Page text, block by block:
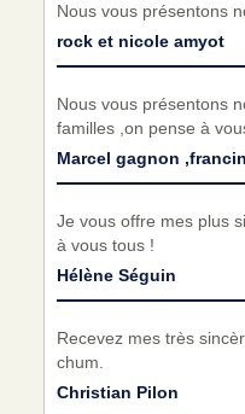
Nous vous présentons
rock et nicole amyot
Nous vous présentons
familles ,on pense à
Marcel gagnon
Je vous offre mes plus
à vous tous !
Hélène Séguin
Recevez mes très
chum.
Christian Pilon